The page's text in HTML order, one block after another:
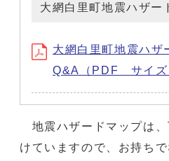
大網白里町地震ハザ
大網白里町地震ハザ
Q&A（PDF サイ
地震ハザードマップは
けていますので、お持ち